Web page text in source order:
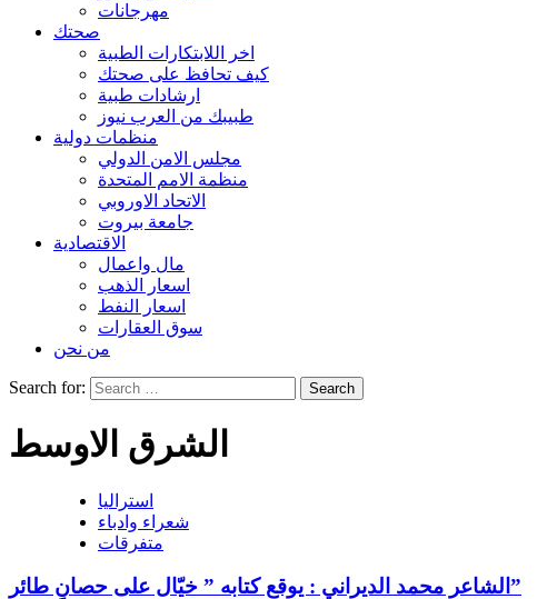
مهرجانات
صحتك
اخر اللابتكارات الطبية
كيف تحافظ على صحتك
ارشادات طبية
طبيبك من العرب نيوز
منظمات دولية
مجلس الامن الدولي
منظمة الامم المتحدة
الاتحاد الاوروبي
جامعة بيروت
الاقتصادية
مال واعمال
اسعار الذهب
اسعار النفط
سوق العقارات
من نحن
Search for:
الشرق الاوسط
استراليا
شعراء وادباء
متفرقات
الشاعر محمد الديراني : يوقع كتابه ” خيّال على حصانٍ طائر”